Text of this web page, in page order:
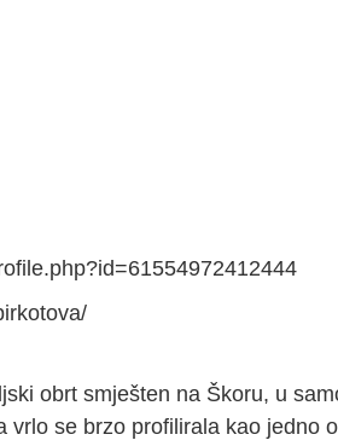
obrt smješten na Škoru, u
vrlo se brzo profilirala kao jedno